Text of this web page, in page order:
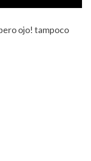
ojo! tampoco